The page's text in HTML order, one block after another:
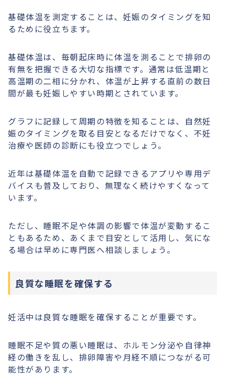
基礎体温を測定することは、妊娠のタイミングを知
るために役立ちます。
基礎体温は、毎朝起床時に体温を測ることで排卵の
有無を把握できる大切な指標です。通常は低温期と
高温期の二相に分かれ、体温が上昇する直前の数日
間が最も妊娠しやすい時期とされています。
グラフに記録して周期の特徴を知ることは、自然妊
娠のタイミングを取る目安となるだけでなく、不妊
治療や医師の診断にも役立つでしょう。
近年は基礎体温を自動で記録できるアプリや専用デ
バイスも普及しており、無理なく続けやすくなって
います。
ただし、睡眠不足や体調の影響で体温が変動するこ
ともあるため、あくまで目安として活用し、気にな
る場合は早めに専門医へ相談しましょう。
良質な睡眠を確保する
妊活中は良質な睡眠を確保することが重要です。
睡眠不足や質の悪い睡眠は、ホルモン分泌や自律神
経の働きを乱し、排卵障害や月経不順につながる可
能性があります。